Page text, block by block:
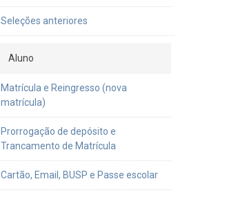
Seleções anteriores
Aluno
Matrícula e Reingresso (nova
matrícula)
Prorrogação de depósito e
Trancamento de Matrícula
Cartão, Email, BUSP e Passe escolar